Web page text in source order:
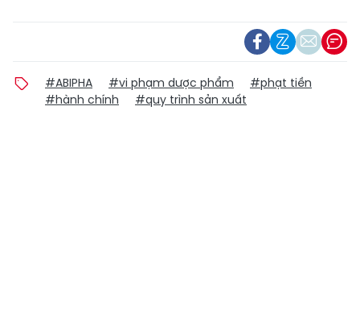
#ABIPHA #vi phạm dược phẩm
#phạt tiền
#hành chính
#quy trình sản xuất